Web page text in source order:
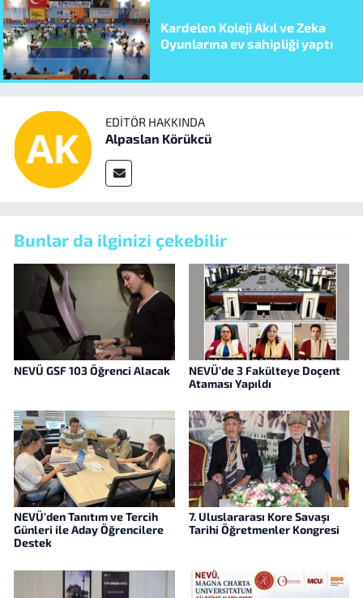
Kardelen Koleji Akıl ve Zeka
Oyunlarına ev sahipliği yaptı
EDITÖR HAKKINDA
Alpaslan Körükcü
Bunlar da ilginizi çekebilir
NEVÜ GSF 103 Öğrenci Alacak
NEVÜ’de 3 Fakülteye Doçent
Ataması Yapıldı
NEVÜ’den Tanıtım ve Tercih
Günleri ile Aday Öğrencilere
Destek
7. Uluslararası Kore Savaşı
Tarihi Öğretmenler Kongresi